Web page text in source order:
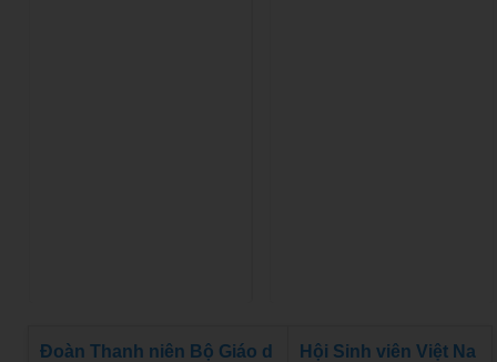
Đoàn Thanh niên Bộ Giáo d
Hội Sinh viên Việt Na